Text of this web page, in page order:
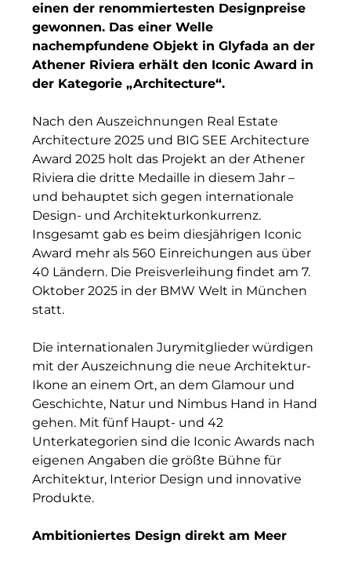
Gemeinde Hallbergmoos
Gemeinde Taufkirchen
Gesangskollektiv Michael Ritter
GWG Städtische Wohnungsgesellschaft
H2Global
Hallberger Kultursommer
HERZOG MAX
Hausbank München
Hotel Königshof München GmbH & Co. KG
INAI
Initiative Central Quartier
Interhyp
KERNenergie GmbH
Kollitsch Invest
Lenbachhaus
magna asset management ag
einen der renommiertesten Designpreise
gewonnen. Das einer Welle
nachempfundene Objekt in Glyfada an der
Athener Riviera erhält den Iconic Award in
der Kategorie „Architecture“.
Nach den Auszeichnungen Real Estate
Architecture 2025 und BIG SEE Architecture
Award 2025 holt das Projekt an der Athener
Riviera die dritte Medaille in diesem Jahr –
und behauptet sich gegen internationale
Design- und Architekturkonkurrenz.
Insgesamt gab es beim diesjährigen Iconic
Award mehr als 560 Einreichungen aus über
40 Ländern. Die Preisverleihung findet am 7.
Oktober 2025 in der BMW Welt in München
statt.
Die internationalen Jurymitglieder würdigen
mit der Auszeichnung die neue Architektur-
Ikone an einem Ort, an dem Glamour und
Geschichte, Natur und Nimbus Hand in Hand
gehen. Mit fünf Haupt- und 42
Unterkategorien sind die Iconic Awards nach
eigenen Angaben die größte Bühne für
Architektur, Interior Design und innovative
Produkte.
Ambitioniertes Design direkt am Meer